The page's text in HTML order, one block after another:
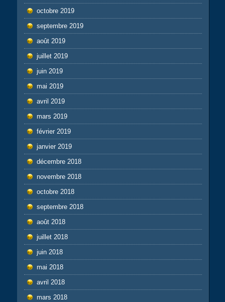
octobre 2019
septembre 2019
août 2019
juillet 2019
juin 2019
mai 2019
avril 2019
mars 2019
février 2019
janvier 2019
décembre 2018
novembre 2018
octobre 2018
septembre 2018
août 2018
juillet 2018
juin 2018
mai 2018
avril 2018
mars 2018